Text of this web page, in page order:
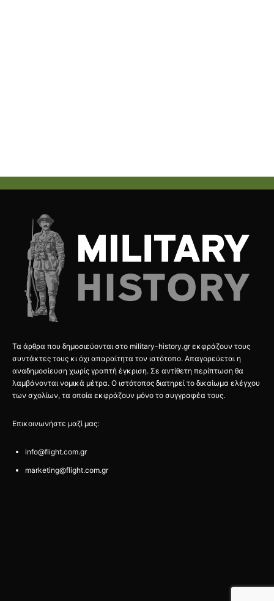
Τα άρθρα που δημοσιεύονται στο military-history.gr εκφράζουν τους
συντάκτες τους κι όχι απαραίτητα τον ιστότοπο. Απαγορεύεται η
αναδημοσίευση χωρίς γραπτή έγκριση. Σε αντίθετη περίπτωση θα
λαμβάνονται νομικά μέτρα. Ο ιστότοπος διατηρεί το δικαίωμα ελέγχου
των σχολίων, τα οποία εκφράζουν μόνο το συγγραφέα τους.
Επικοινωνήστε μαζί μας:
info@flight.com.gr
marketing@flight.com.gr